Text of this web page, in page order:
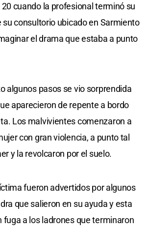
20 cuando la profesional terminó su
su consultorio ubicado en Sarmiento
el drama que estaba a punto
algunos pasos se vio sorprendida
aparecieron de repente a bordo
Los malvivientes comenzaron a
con gran violencia, a punto tal
y la revolcaron por el suelo.
fueron advertidos por algunos
que salieron en su ayuda y esta
fuga a los ladrones que terminaron